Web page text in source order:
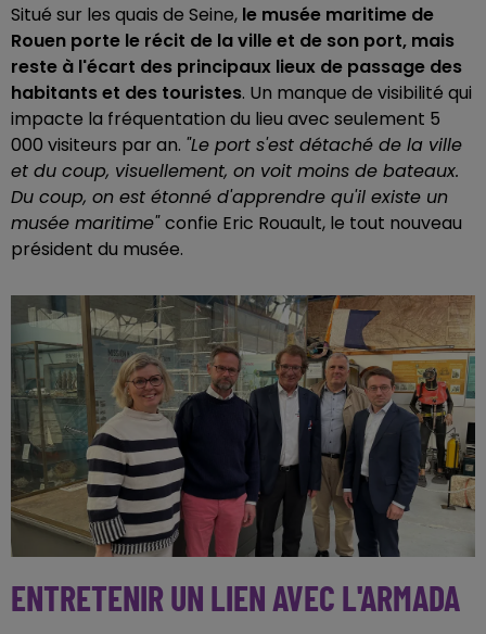
Situé sur les quais de Seine, le musée maritime de
Rouen porte le récit de la ville et de son port, mais
reste à l'écart des principaux lieux de passage des
habitants et des touristes. Un manque de visibilité qui
impacte la fréquentation du lieu avec seulement 5
000 visiteurs par an. "Le port s'est détaché de la ville
et du coup, visuellement, on voit moins de bateaux.
Du coup, on est étonné d'apprendre qu'il existe un
musée maritime"confie Eric Rouault, le tout nouveau
président du musée.
ENTRETENIR UN LIEN AVEC L'ARMADA